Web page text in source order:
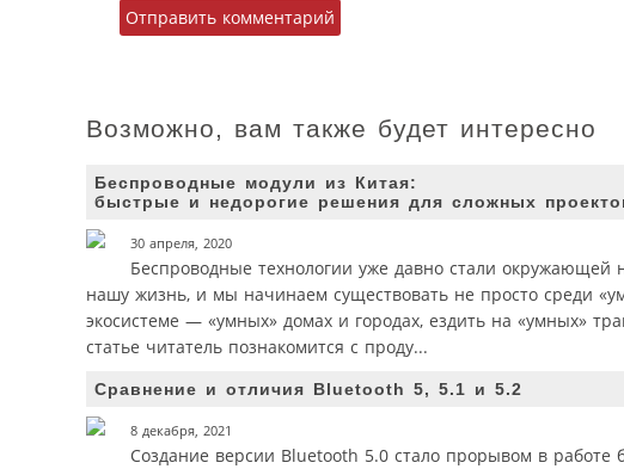
Возможно, вам также будет интересно
Беспроводные модули из Китая:
быстрые и недорогие решения для сложных
30 апреля, 2020
Беспроводные технологии уже давно стали окружающей
нашу жизнь, и мы начинаем существовать не просто среди
экосистеме — «умных» домах и городах, ездить на «умных»
статье читатель познакомится с проду...
Сравнение и отличия Bluetooth 5, 5.1 и 5.2
8 декабря, 2021
Создание версии Bluetooth 5.0 стало прорывом в работе